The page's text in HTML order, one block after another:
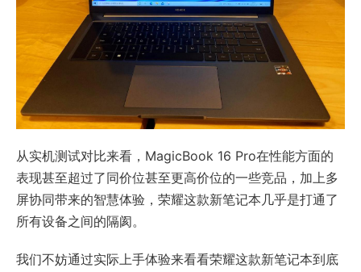
从实机测试对比来看，MagicBook 16 Pro在性能方面的
表现甚至超过了同价位甚至更高价位的一些竞品，加上多
屏协同带来的智慧体验，荣耀这款新笔记本几乎是打通了
所有设备之间的隔阂。
我们不妨通过实际上手体验来看看荣耀这款新笔记本到底